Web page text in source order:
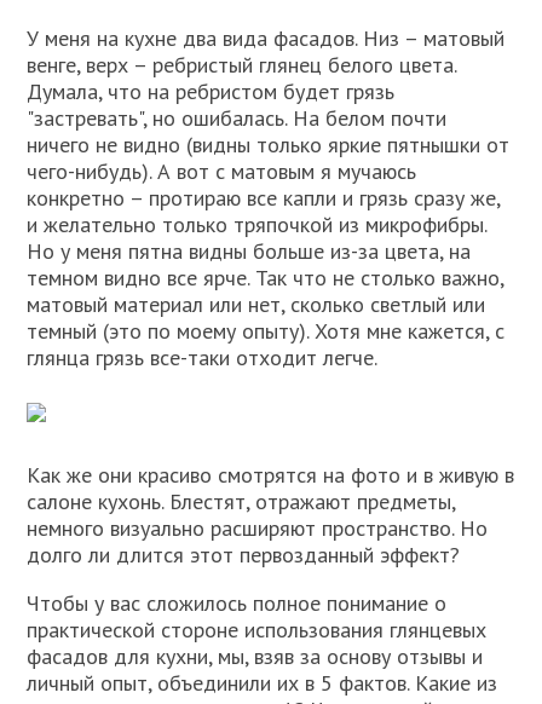
У меня на кухне два вида фасадов. Низ – матовый
венге, верх – ребристый глянец белого цвета.
Думала, что на ребристом будет грязь
"застревать", но ошибалась. На белом почти
ничего не видно (видны только яркие пятнышки от
чего-нибудь). А вот с матовым я мучаюсь
конкретно – протираю все капли и грязь сразу же,
и желательно только тряпочкой из микрофибры.
Но у меня пятна видны больше из-за цвета, на
темном видно все ярче. Так что не столько важно,
матовый материал или нет, сколько светлый или
темный (это по моему опыту). Хотя мне кажется, с
глянца грязь все-таки отходит легче.
Как же они красиво смотрятся на фото и в живую в
салоне кухонь. Блестят, отражают предметы,
немного визуально расширяют пространство. Но
долго ли длится этот первозданный эффект?
Чтобы у вас сложилось полное понимание о
практической стороне использования глянцевых
фасадов для кухни, мы, взяв за основу отзывы и
личный опыт, объединили их в 5 фактов. Какие из